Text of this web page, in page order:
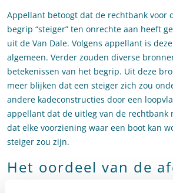
Appellant betoogt dat de rechtbank voor
begrip “steiger” ten onrechte aan heeft
uit de Van Dale. Volgens appellant is
algemeen. Verder zouden diverse
betekenissen van het begrip. Uit deze
meer blijken dat een steiger zich zou
andere kadeconstructies door een
appellant dat de uitleg van de rechtbank
dat elke voorziening waar een boot kan
steiger zou zijn.
Het oordeel van de